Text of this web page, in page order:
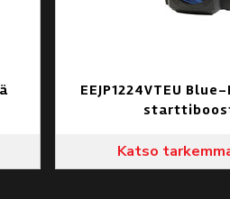
EEJP1224VTEU
Katso